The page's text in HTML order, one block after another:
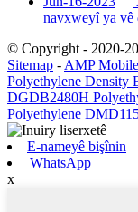
navxweyî ya
© Copyright - 2020-
Sitemap - AMP Mobile
Polyethylene Density
DGDB2480H
Polyethylene
E-nameyê bişînin
WhatsApp
x